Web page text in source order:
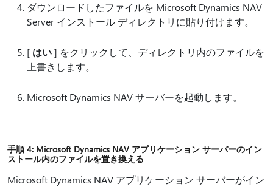
ダウンロードしたファイルを Microsoft Dynamics NAV
Server インストール ディレクトリに貼り付けます。
[ はい] をクリックして、ディレクトリ内のファイルを
上書きします。
Microsoft Dynamics NAV サーバーを起動します。
手順 4: Microsoft Dynamics NAV アプリケーション サーバーのイン
ストール内のファイルを置き換える
Microsoft Dynamics NAV アプリケーション サーバーがイン